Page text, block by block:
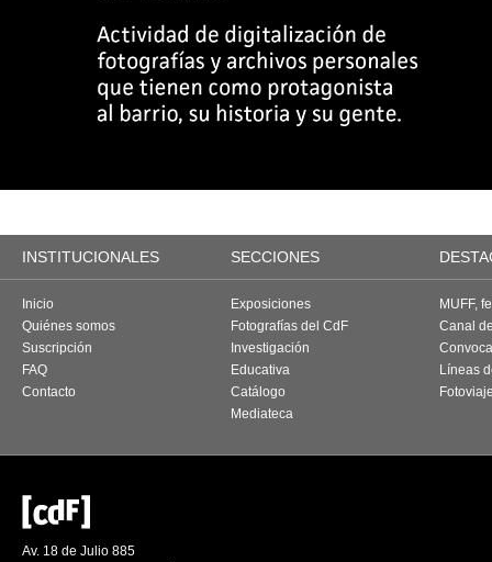
INSTITUCIONALES SECCIONES
Inicio
Quiénes somos
Suscripción
FAQ
Contacto
Exposiciones
Fotografías del CdF
Investigación
Educativa
Catálogo
Mediateca
MUFF,
Canal
Líneas
Av. 18 de Julio 885